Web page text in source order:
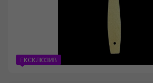
ЕКСКЛЮЗИВ